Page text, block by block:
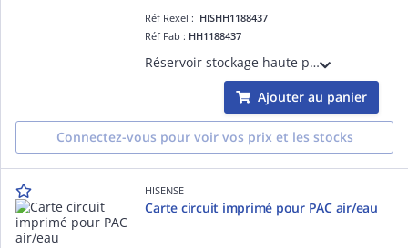
Réf Rexel : HISHH1188437
Réf Fab : HH1188437
Réservoir stockage haute pression
Ajouter au panier
Connectez-vous pour voir vos prix et les stocks
HISENSE
Carte circuit imprimé pour PAC air/eau